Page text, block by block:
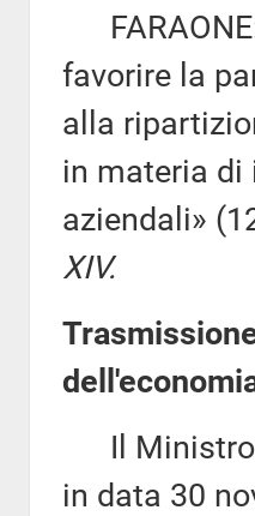
favorire la
alla
in materia di
aziendali»
XIV.
Il Ministro
in data 30